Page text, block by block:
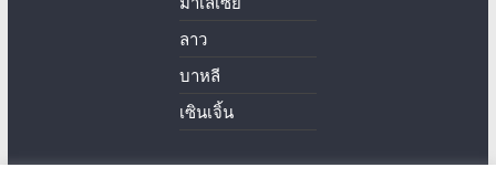
ลาว
บาหลี
เซินเจิ้น